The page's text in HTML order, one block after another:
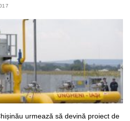
urmează să devină proiect de